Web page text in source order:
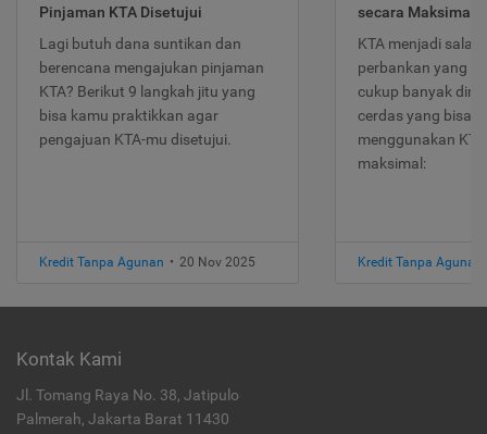
Pinjaman KTA Disetujui
Lagi butuh dana suntikan dan
berencana mengajukan pinjaman
KTA? Berikut 9 langkah jitu yang
bisa kamu praktikkan agar
pengajuan KTA-mu disetujui.
Kredit Tanpa Agunan • 20 Nov 2025
secara Maksimal
KTA menjadi
perbankan yang
cukup banyak
cerdas yang bisa
menggunakan
maksimal:
Kredit Tanpa Agunan
Kontak Kami
Jl. Tomang Raya No. 38, Jatipulo
Palmerah, Jakarta Barat 11430